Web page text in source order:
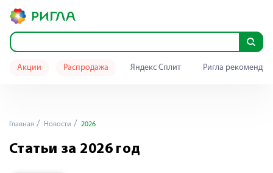
Акции Распродажа Яндекс Сплит Ригла
Главная Новости 2026
Статьи за 2026 год